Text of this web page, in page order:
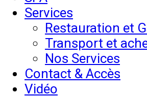
Services
Restauration et
Transport et
Nos Services
Contact & Accès
Vidéo